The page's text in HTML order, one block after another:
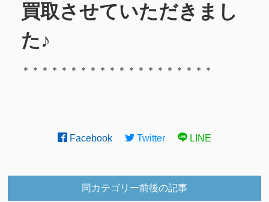
買取させていただきまし
た♪
＊＊＊＊＊＊＊＊＊＊＊＊＊＊＊＊＊＊＊＊
Facebook Twitter LINE
同カテゴリー前後の記事